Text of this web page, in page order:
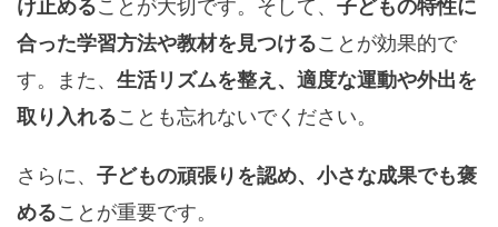
合った学習方法や教材を見つけることが効果的で
す。また、 生活リズムを整え、適度な運動や外出を
取り入れることも忘れないでください。
さらに、 子どもの頑張りを認め、小さな成果でも褒
めることが重要です。